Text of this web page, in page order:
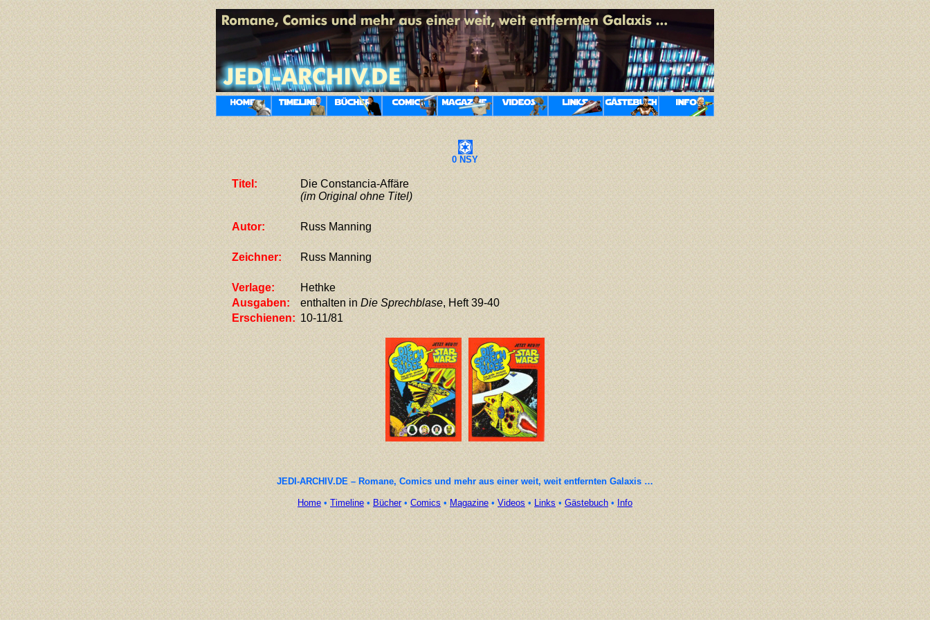
0 NSY
Titel:
Die Constancia-Affäre
(im Original ohne Titel)
Autor: Russ Manning
Zeichner: Russ Manning
Verlage:
Hethke
Ausgaben:
enthalten in Die Sprechblase, Heft 39-40
Erschienen: 10-11/81
JEDI-ARCHIV.DE – Romane, Comics und mehr aus einer weit, weit entfernten Galaxis …
Home•Timeline • Bücher•Comics• Magazine • Videos • Links • Gästebuch • Info